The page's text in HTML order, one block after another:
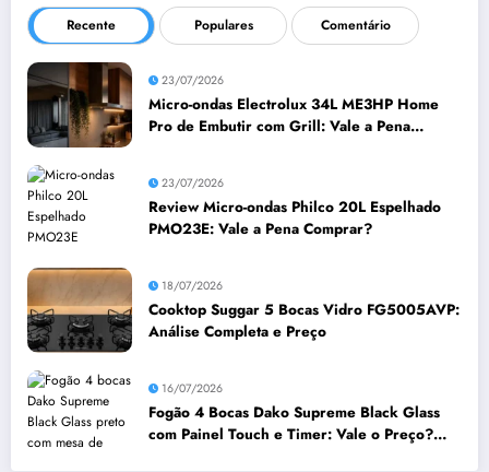
Recente Populares Comentário
23/07/2026
Micro-ondas Electrolux 34L ME3HP Home
Pro de Embutir com Grill: Vale a Pena
23/07/2026
Review Micro-ondas Philco 20L Espelhado
PMO23E: Vale a Pena Comprar?
18/07/2026
Cooktop Suggar 5 Bocas Vidro FG5005AVP:
Análise Completa e Preço
16/07/2026
Fogão 4 Bocas Dako Supreme Black Glass
com Painel Touch e Timer: Vale o Preço?